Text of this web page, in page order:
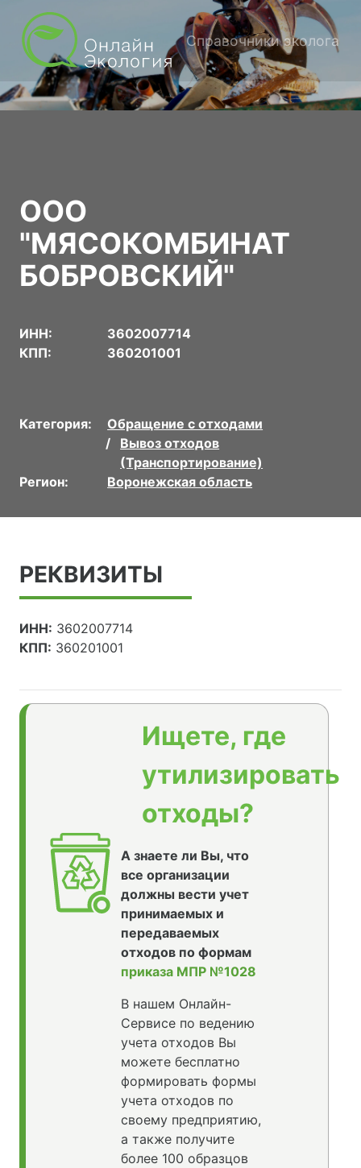
Справочники эколога
ООО
"МЯСОКОМБИНАТ
БОБРОВСКИЙ"
ИНН:
3602007714
КПП:
360201001
Категория:
Обращение с отходами
Вывоз отходов
(Транспортирование)
Регион:
Воронежская область
РЕКВИЗИТЫ
ИНН: 3602007714
КПП: 360201001
Ищете, где
утилизировать
отходы?
А знаете ли Вы, что
все организации
должны вести учет
принимаемых и
передаваемых
отходов по формам
приказа МПР №1028
В нашем Онлайн-
Сервисе по ведению
учета отходов Вы
можете бесплатно
формировать формы
учета отходов по
своему предприятию,
а также получите
более 100 образцов